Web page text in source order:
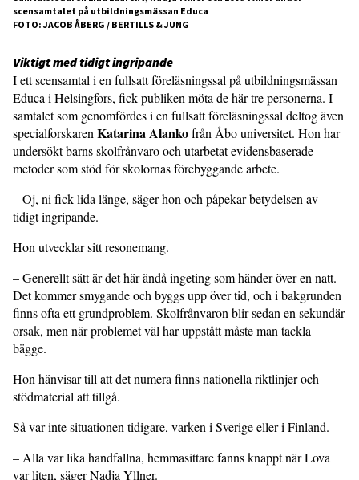
scensamtalet på utbildningsmässan Educa
FOTO: JACOB ÅBERG / BERTILLS & JUNG
Viktigt med tidigt ingripande
I ett scensamtal i en fullsatt föreläsningssal på utbildningsmässan
Educa i Helsingfors, fick publiken möta de här tre personerna. I
samtalet som genomfördes i en fullsatt föreläsningssal deltog även
specialforskaren Katarina Alankofrån Åbo universitet. Hon har
undersökt barns skolfrånvaro och utarbetat evidensbaserade
metoder som stöd för skolornas förebyggande arbete.
– Oj, ni fick lida länge, säger hon och påpekar betydelsen av
tidigt ingripande.
Hon utvecklar sitt resonemang.
– Generellt sätt är det här ändå ingeting som händer över en natt.
Det kommer smygande och byggs upp över tid, och i bakgrunden
finns ofta ett grundproblem. Skolfrånvaron blir sedan en sekundär
orsak, men när problemet väl har uppstått måste man tackla
bägge.
Hon hänvisar till att det numera finns nationella riktlinjer och
stödmaterial att tillgå.
Så var inte situationen tidigare, varken i Sverige eller i Finland.
– Alla var lika handfallna, hemmasittare fanns knappt när Lova
var liten, säger Nadja Yllner.